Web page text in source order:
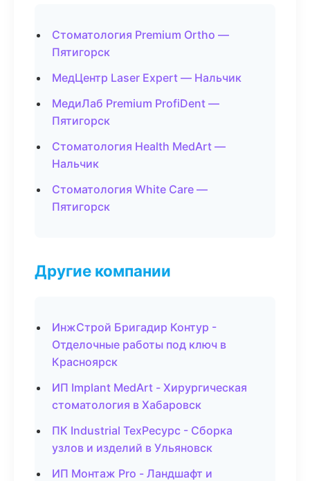
Стоматология Premium Ortho —
Пятигорск
МедЦентр Laser Expert — Нальчик
МедиЛаб Premium ProfiDent —
Пятигорск
Стоматология Health MedArt —
Нальчик
Стоматология White Care —
Пятигорск
Другие компании
ИнжСтрой Бригадир Контур -
Отделочные работы под ключ в
Красноярск
ИП Implant MedArt - Хирургическая
стоматология в Хабаровск
ПК Industrial ТехРесурс - Сборка
узлов и изделий в Ульяновск
ИП Монтаж Pro - Ландшафт и